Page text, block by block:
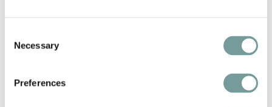
Selection
Necessary
Preferences